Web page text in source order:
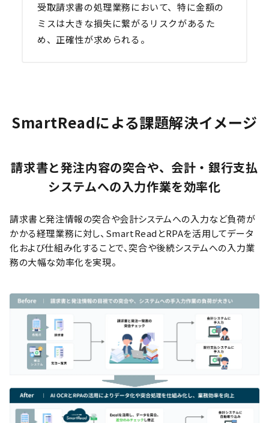
受取請求書の処理業務において、特に金額の
ミスは大きな損失に繋がるリスクがあるた
め、正確性が求められる。
SmartReadによる課題解決イメージ
請求書と発注内容の突合や、会計・銀行支払
システムへの入力作業を効率化
請求書と発注情報の突合や会計システムへの入力など負荷が
かかる経理業務に対し、SmartReadとRPAを活用してデータ
化および仕組み化することで、突合や後続システムへの入力業
務の大幅な効率化を実現。